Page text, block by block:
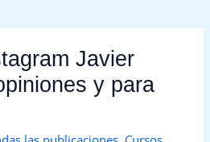
Javier
y para